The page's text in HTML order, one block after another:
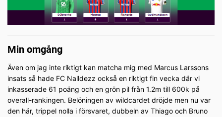
Min omgång
Även om jag inte riktigt kan matcha mig med Marcus Larssons
insats så hade FC Nalldezz också en riktigt fin vecka där vi
inkasserade 61 poäng och en grön pil från 1.2m till 600k på
overall-rankingen. Belöningen av wildcardet dröjde men nu var
den här, trippel nolla i försvaret, dubbeln av Thiago och Bruno